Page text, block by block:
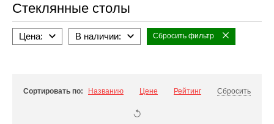
Стеклянные столы
Цена: В наличии: Сбросить фильтр
Сортировать по: Названию Цене Рейтинг Сбросить